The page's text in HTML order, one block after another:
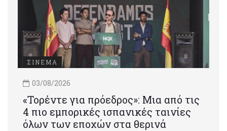
ΣΙΝΕΜΑ
03/08/2026
«Τορέντε για πρόεδρος»: Mια από τις
4 πιο εμπορικές ισπανικές ταινίες
όλων των εποχών στα θερινά